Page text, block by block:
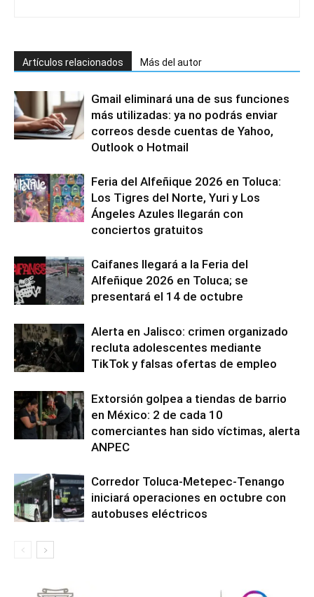
Artículos relacionados Más del autor
Gmail eliminará una de sus funciones
más utilizadas: ya no podrás enviar
correos desde cuentas de Yahoo,
Outlook o Hotmail
Feria del Alfeñique 2026 en Toluca:
Los Tigres del Norte, Yuri y Los
Ángeles Azules llegarán con
conciertos gratuitos
Caifanes llegará a la Feria del
Alfeñique 2026 en Toluca; se
presentará el 14 de octubre
Alerta en Jalisco: crimen organizado
recluta adolescentes mediante
TikTok y falsas ofertas de empleo
Extorsión golpea a tiendas de barrio
en México: 2 de cada 10
comerciantes han sido víctimas, alerta
ANPEC
Corredor Toluca-Metepec-Tenango
iniciará operaciones en octubre con
autobuses eléctricos